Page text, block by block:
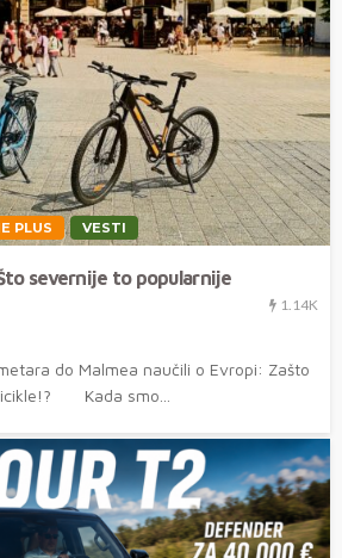
PLUS VESTI
severnije to popularnije
1.14K
do Malmea naučili o Evropi: Zašto
Kada smo...